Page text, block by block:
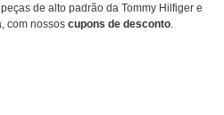
de alto padrão da Tommy Hilfiger e
com nossos cupons de desconto.